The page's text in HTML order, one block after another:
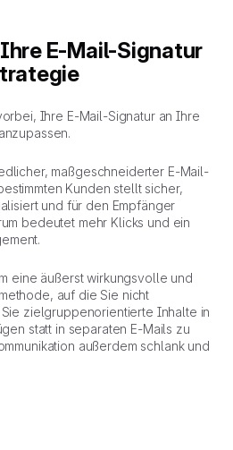
Ihre E-Mail-Signatur
Ihre E-Mail-Signatur an Ihre
maßgeschneiderter E-Mail-
Kunden stellt sicher,
und für den Empfänger
bedeutet mehr Klicks und ein
eine äußerst wirkungsvolle und
auf die Sie nicht
zielgruppenorientierte Inhalte in
statt in separaten E-Mails zu
außerdem schlank und